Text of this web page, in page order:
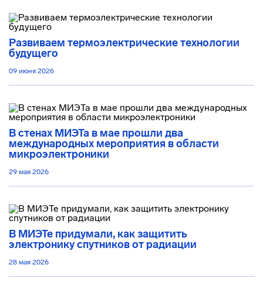
Развиваем термоэлектрические технологии
будущего
09 июня 2026
В стенах МИЭТа в мае прошли два
международных мероприятия в области
микроэлектроники
29 мая 2026
В МИЭТе придумали, как защитить
электронику спутников от радиации
28 мая 2026